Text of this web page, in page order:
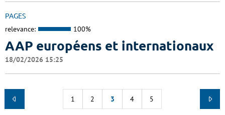
PAGES
relevance: 100%
AAP européens et internationaux
18/02/2026 15:25
1 2 3 4 5